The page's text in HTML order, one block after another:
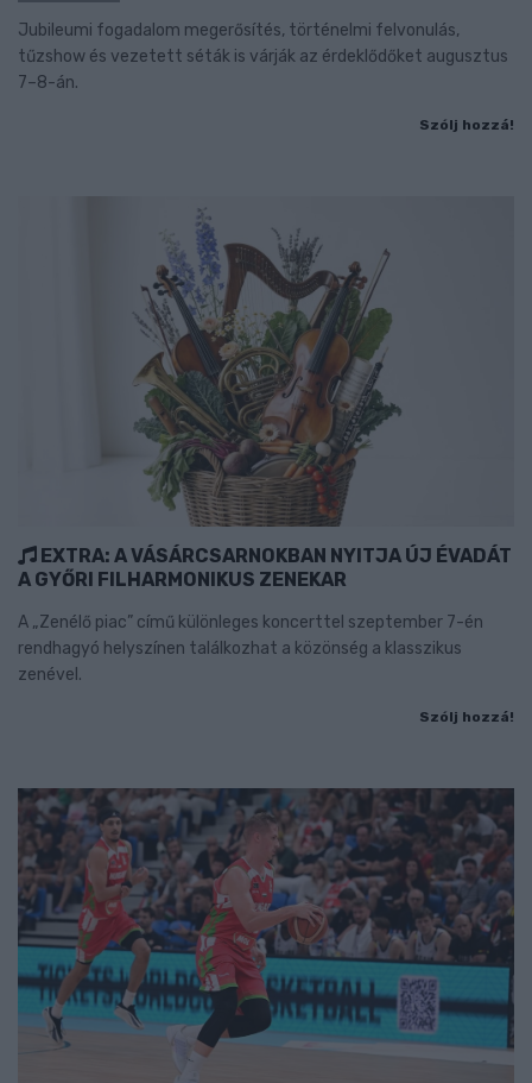
Jubileumi fogadalom megerősítés, történelmi felvonulás,
tűzshow és vezetett séták is várják az érdeklődőket augusztus
7–8-án.
Szólj hozzá!
EXTRA: A VÁSÁRCSARNOKBAN NYITJA ÚJ ÉVADÁT
A GYŐRI FILHARMONIKUS ZENEKAR
A „Zenélő piac” című különleges koncerttel szeptember 7-én
rendhagyó helyszínen találkozhat a közönség a klasszikus
zenével.
Szólj hozzá!